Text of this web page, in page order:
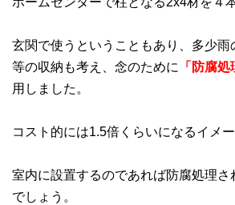
玄関で使うということもあり、多少雨
等の収納も考え、念のために
「防腐処
用しました。
コスト的には1.5倍くらいになるイメー
室内に設置するのであれば防腐処理さ
でしょう。